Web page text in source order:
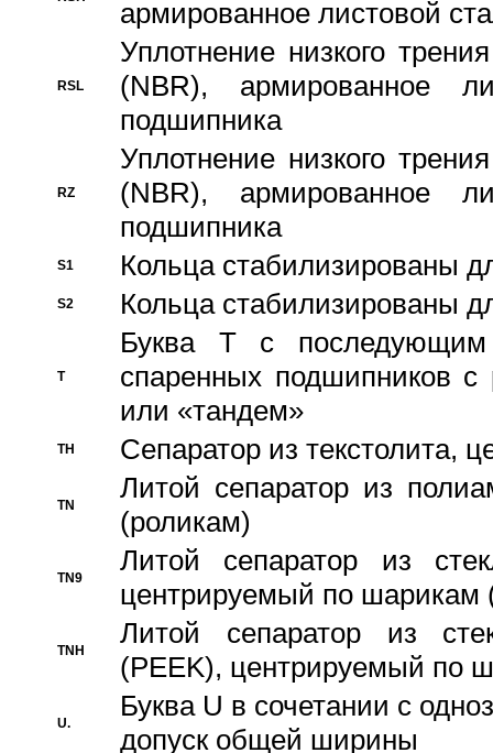
армированное листовой
RSL
Уплотнение низкого
(NBR), армированное
подшипника
RZ
Уплотнение низкого
(NBR), армированное
подшипника
S1 Кольца стабилизированы
S2 Кольца стабилизированы
T
Буква T с
спаренных подшипников
или «тандем»
TH Сепаратор из текстолита,
TN
Литой сепаратор из
(роликам)
TN9
Литой сепаратор из
центрируемый по шарикам
TNH
Литой сепаратор из
(PEEK), центрируемый по
U.
Буква U в сочетании с
допуск общей ширины